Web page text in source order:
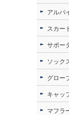
アルパ
スカー
サポー
ソック
グロー
キャッ
マフラ